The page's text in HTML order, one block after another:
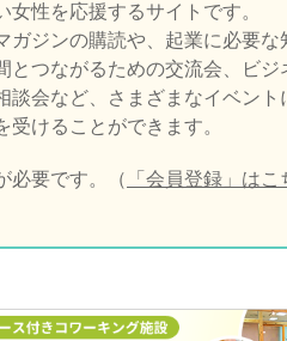
性を応援するサイトです。
ガジンの購読や、起業に必要な
とつながるための交流会、ビジ
談会など、さまざまなイベント
けることができます。
必要です。（
「会員登録」はこ